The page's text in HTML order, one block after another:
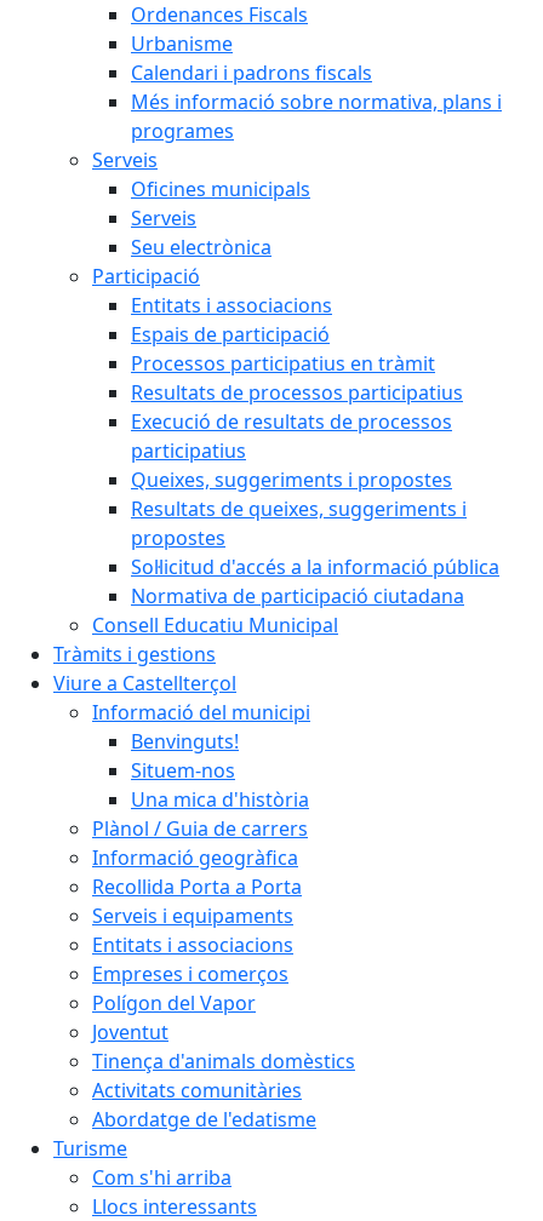
Ordenances Fiscals
Urbanisme
Calendari i padrons fiscals
Més informació sobre normativa, plans i
programes
Serveis
Oficines municipals
Serveis
Seu electrònica
Participació
Entitats i associacions
Espais de participació
Processos participatius en tràmit
Resultats de processos participatius
Execució de resultats de processos
participatius
Queixes, suggeriments i propostes
Resultats de queixes, suggeriments i
propostes
Sol·licitud d'accés a la informació pública
Normativa de participació ciutadana
Consell Educatiu Municipal
Tràmits i gestions
Viure a Castellterçol
Informació del municipi
Benvinguts!
Situem-nos
Una mica d'història
Plànol / Guia de carrers
Informació geogràfica
Recollida Porta a Porta
Serveis i equipaments
Entitats i associacions
Empreses i comerços
Polígon del Vapor
Joventut
Tinença d'animals domèstics
Activitats comunitàries
Abordatge de l'edatisme
Turisme
Com s'hi arriba
Llocs interessants